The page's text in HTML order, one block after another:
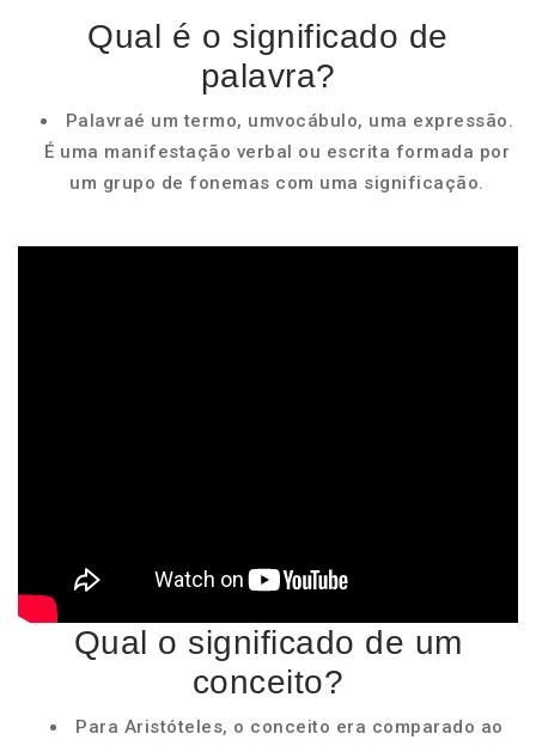
Qual é o significado de
palavra?
Palavraé um termo, umvocábulo, uma expressão.
É uma manifestação verbal ou escrita formada por
um grupo de fonemas com uma significação.
Qual o significado de um
conceito?
Para Aristóteles, o conceito era comparado ao